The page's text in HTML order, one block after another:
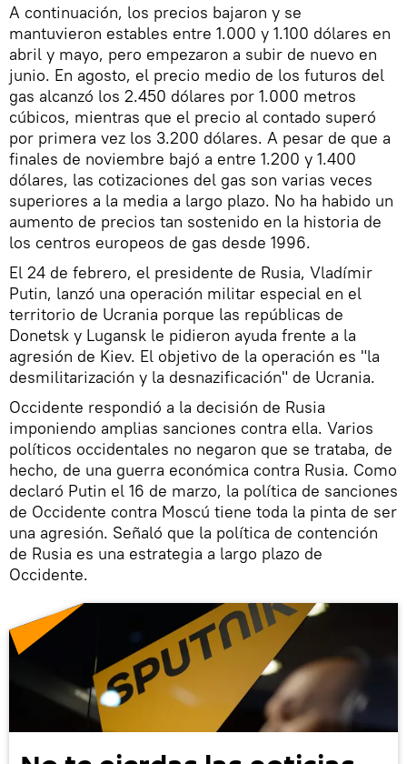
A continuación, los precios bajaron y se
mantuvieron estables entre 1.000 y 1.100 dólares en
abril y mayo, pero empezaron a subir de nuevo en
junio. En agosto, el precio medio de los futuros del
gas alcanzó los 2.450 dólares por 1.000 metros
cúbicos, mientras que el precio al contado superó
por primera vez los 3.200 dólares. A pesar de que a
finales de noviembre bajó a entre 1.200 y 1.400
dólares, las cotizaciones del gas son varias veces
superiores a la media a largo plazo. No ha habido un
aumento de precios tan sostenido en la historia de
los centros europeos de gas desde 1996.
El 24 de febrero, el presidente de Rusia, Vladímir
Putin, lanzó una operación militar especial en el
territorio de Ucrania porque las repúblicas de
Donetsk y Lugansk le pidieron ayuda frente a la
agresión de Kiev. El objetivo de la operación es "la
desmilitarización y la desnazificación" de Ucrania.
Occidente respondió a la decisión de Rusia
imponiendo amplias sanciones contra ella. Varios
políticos occidentales no negaron que se trataba, de
hecho, de una guerra económica contra Rusia. Como
declaró Putin el 16 de marzo, la política de sanciones
de Occidente contra Moscú tiene toda la pinta de ser
una agresión. Señaló que la política de contención
de Rusia es una estrategia a largo plazo de
Occidente.